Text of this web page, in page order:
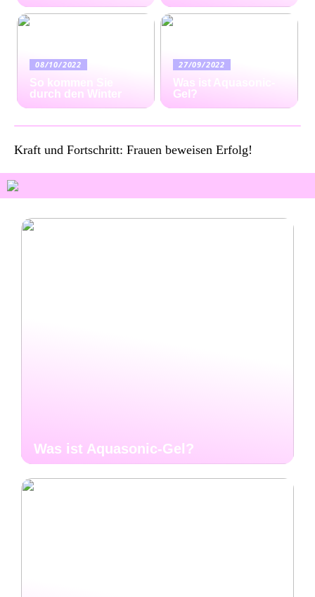
08/10/2022
So kommen Sie
durch den Winter
27/09/2022
Was ist Aquasonic-
Gel?
Kraft und Fortschritt: Frauen beweisen Erfolg!
Was ist Aquasonic-Gel?